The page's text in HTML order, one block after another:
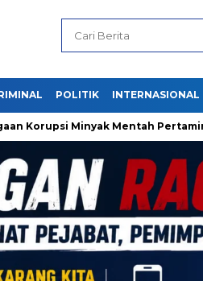
POLITIK INTERNASIONAL
Minyak Mentah Pertamina